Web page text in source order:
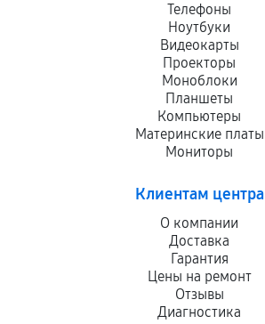
Телефоны
Ноутбуки
Видеокарты
Проекторы
Моноблоки
Планшеты
Компьютеры
Материнские платы
Мониторы
Клиентам центра
О компании
Доставка
Гарантия
Цены на ремонт
Отзывы
Диагностика